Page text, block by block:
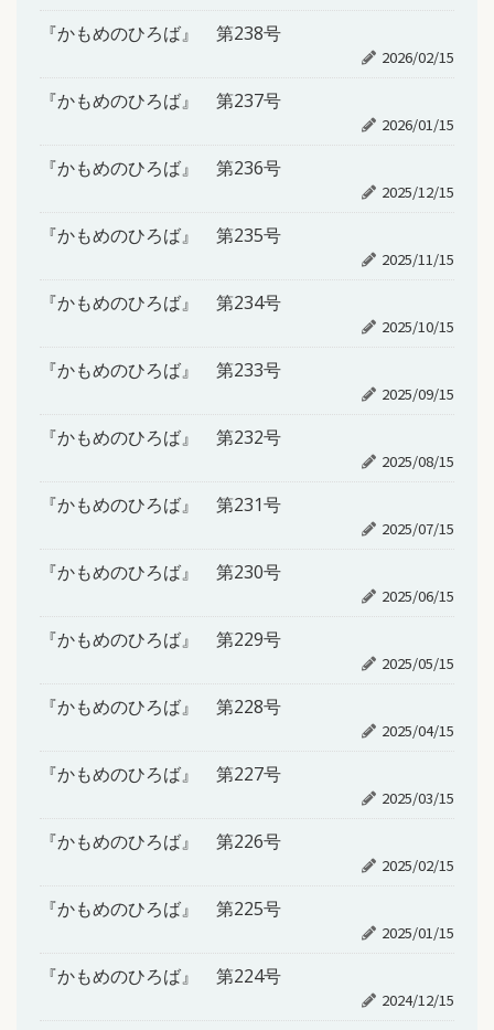
『かもめのひろば』 第238号
2026/02/15
『かもめのひろば』 第237号
2026/01/15
『かもめのひろば』 第236号
2025/12/15
『かもめのひろば』 第235号
2025/11/15
『かもめのひろば』 第234号
2025/10/15
『かもめのひろば』 第233号
2025/09/15
『かもめのひろば』 第232号
2025/08/15
『かもめのひろば』 第231号
2025/07/15
『かもめのひろば』 第230号
2025/06/15
『かもめのひろば』 第229号
2025/05/15
『かもめのひろば』 第228号
2025/04/15
『かもめのひろば』 第227号
2025/03/15
『かもめのひろば』 第226号
2025/02/15
『かもめのひろば』 第225号
2025/01/15
『かもめのひろば』 第224号
2024/12/15